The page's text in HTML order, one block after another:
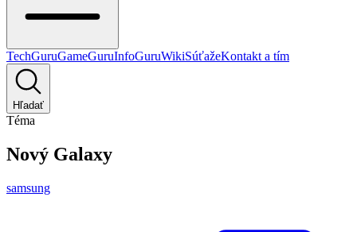
TechGuruGameGuruInfoGuruWikiSúťažeKontakt a tím
Hľadať
Téma
Nový Galaxy
samsung